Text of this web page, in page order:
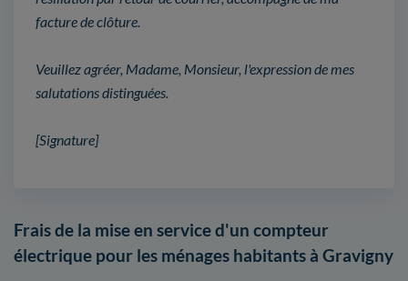
facture de clôture.
Veuillez agréer, Madame, Monsieur, l'expression de mes
salutations distinguées.
[Signature]
Frais de la mise en service d'un compteur
électrique pour les ménages habitants à Gravigny